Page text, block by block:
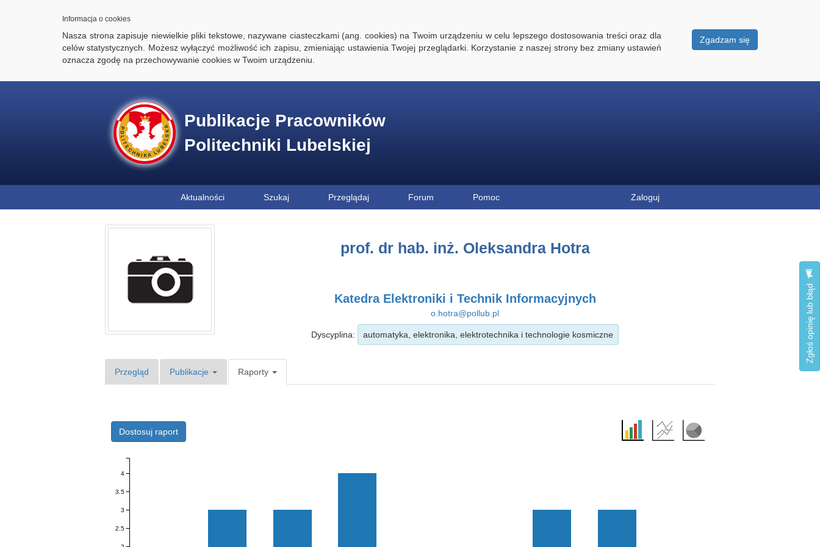
Informacja o cookies
Zgadzam się
Nasza strona zapisuje niewielkie pliki tekstowe, nazywane ciasteczkami (ang. cookies) na Twoim urządzeniu w celu lepszego dostosowania treści oraz dla
celów statystycznych. Możesz wyłączyć możliwość ich zapisu, zmieniając ustawienia Twojej przeglądarki. Korzystanie z naszej strony bez zmiany ustawień
oznacza zgodę na przechowywanie cookies w Twoim urządzeniu.
Publikacje Pracowników
Politechniki Lubelskiej
Aktualności Szukaj Przeglądaj Forum Pomoc Zaloguj
Zgłoś opinię lub błąd
prof. dr hab. inż. Oleksandra Hotra
Katedra Elektroniki i Technik Informacyjnych
o.hotra@pollub.pl
Dyscyplina: automatyka, elektronika, elektrotechnika i technologie kosmiczne
Przegląd Publikacje Raporty
Dostosuj raport
2.5
3
3.5
4